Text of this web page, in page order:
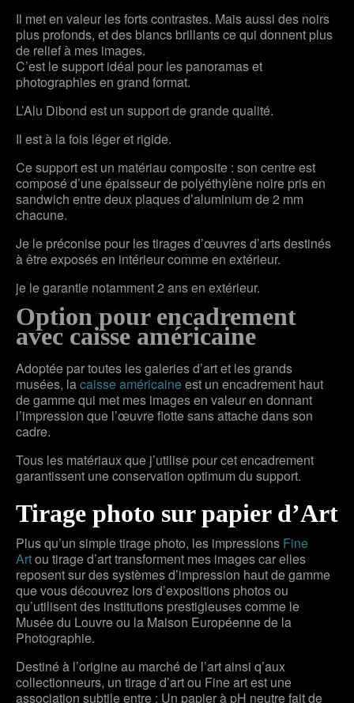
Il met en valeur les forts contrastes. Mais aussi des noirs
plus profonds, et des blancs brillants ce qui donnent plus
de relief à mes images.
C’est le support idéal pour les panoramas et
photographies en grand format.
L’Alu Dibond est un support de grande qualité.
Il est à la fois léger et rigide.
Ce support est un matériau composite : son centre est
composé d’une épaisseur de polyéthylène noire pris en
sandwich entre deux plaques d’aluminium de 2 mm
chacune.
Je le préconise pour les tirages d’œuvres d’arts destinés
à être exposés en intérieur comme en extérieur.
je le garantie notamment 2 ans en extérieur.
Option pour encadrement
avec caisse américaine
Adoptée par toutes les galeries d’art et les grands
musées, lacaisse américaineest un encadrement haut
de gamme qui met mes images en valeur en donnant
l’impression que l’œuvre flotte sans attache dans son
cadre.
Tous les matériaux que j’utilise pour cet encadrement
garantissent une conservation optimum du support.
Tirage photo sur papier d’Art
Plus qu’un simple tirage photo, les impressions Fine
Artou tirage d’art transforment mes images car elles
reposent sur des systèmes d’impression haut de gamme
que vous découvrez lors d’expositions photos ou
qu’utilisent des institutions prestigieuses comme le
Musée du Louvre ou la Maison Européenne de la
Photographie.
Destiné à l’origine au marché de l’art ainsi q’aux
collectionneurs, un tirage d’art ou Fine art est une
association subtile entre : Un papier à pH neutre fait de